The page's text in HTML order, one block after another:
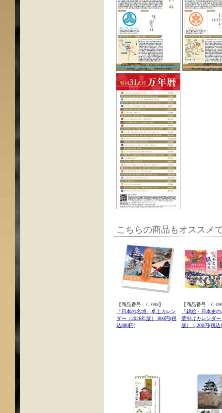
こちらの商品もオススメ
【商品番号：C-098】
「日本の名城」卓上カレン
ダー（2026年版） 800円(税
込880円)
【商品番号：C-
「錦絵・日本史
壁掛けカレンダー
版） 1,200円(税込